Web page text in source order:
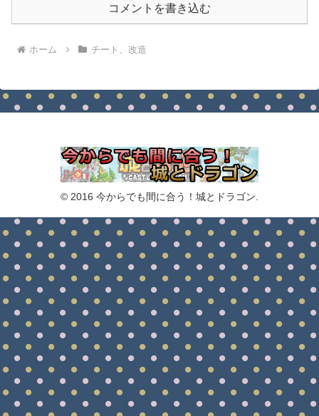
コメントを書き込む
ホーム チート、改造
© 2016 今からでも間に合う！城とドラゴン.